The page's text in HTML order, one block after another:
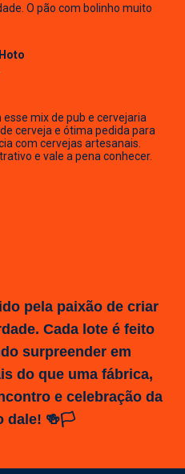
O pão com bolinho muito
mix de pub e cervejaria
cerveja e ótima pedida para
com cervejas artesanais.
e vale a pena conhecer.
pela paixão de criar
Cada lote é feito
surpreender em
do que uma fábrica,
e celebração da
dale! 🍻🏳️